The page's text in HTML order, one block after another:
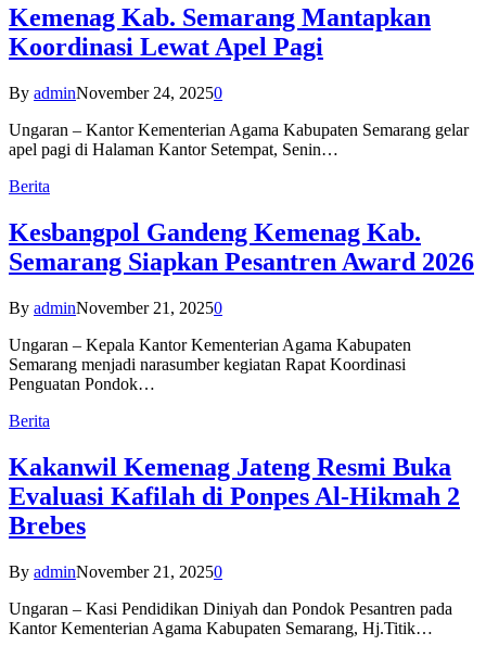
Kemenag Kab. Semarang Mantapkan
Koordinasi Lewat Apel Pagi
By adminNovember 24, 20250
Ungaran – Kantor Kementerian Agama Kabupaten Semarang gelar
apel pagi di Halaman Kantor Setempat, Senin…
Berita
Kesbangpol Gandeng Kemenag Kab.
Semarang Siapkan Pesantren Award 2026
By adminNovember 21, 20250
Ungaran – Kepala Kantor Kementerian Agama Kabupaten
Semarang menjadi narasumber kegiatan Rapat Koordinasi
Penguatan Pondok…
Berita
Kakanwil Kemenag Jateng Resmi Buka
Evaluasi Kafilah di Ponpes Al-Hikmah 2
Brebes
By adminNovember 21, 20250
Ungaran – Kasi Pendidikan Diniyah dan Pondok Pesantren pada
Kantor Kementerian Agama Kabupaten Semarang, Hj.Titik…